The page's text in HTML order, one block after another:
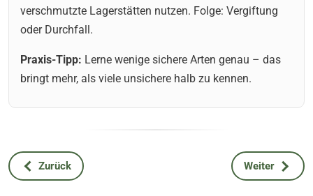
verschmutzte Lagerstätten nutzen. Folge: Vergiftung
oder Durchfall.
Praxis-Tipp: Lerne wenige sichere Arten genau – das
bringt mehr, als viele unsichere halb zu kennen.
Vorheriger Beitrag: Wetterregeln draußen: Zeichen lesen &
Zurück
Nächster
Weiter